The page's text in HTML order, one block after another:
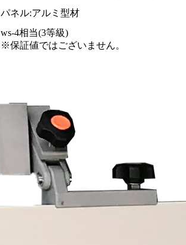
パネル:アルミ型材
ws-4相当(3等級)
※保証値ではございません。